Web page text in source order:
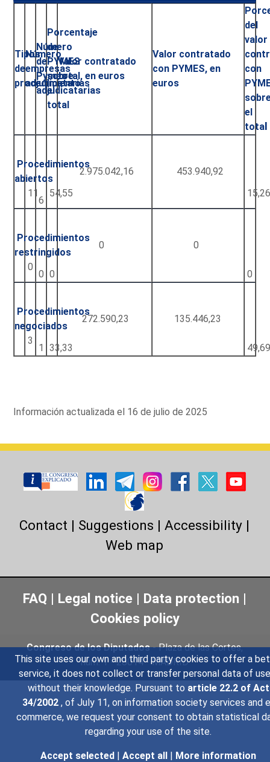
This site uses our own and third party cookies to offer a
service, it does not collect or transfer personal data of
without their knowledge. Pursuant to article 22.2 of Act
34/2002 , of July 11, on information society services and
commerce, we request your consent to obtain statistical
regarding your use of the site.
Accept selected | Accept all | More information
Tipos
de
procedimiento
Número
empresas
adjudicatarias
Número
de
Pymes
adjudicatarias
Porcentaje
de
PYMES
sobre
el
total
Valor contratado
total, en euros
Valor contratado
con PYMES, en
euros
del
valor
con
el
tota
Procedimientos
abiertos
11
6
54,55
2.975.042,16
453.940,92
Procedimientos
restringidos
0
0 0
0 0
0
Procedimientos
negociados
3
1 33,33
272.590,23 135.446,23
Información actualizada el 16 de julio de 2025
Contact | Suggestions |Accessibility |
Web map
FAQ | Legal notice | Data protection |
Cookies policy
Congreso de los Diputados- Plaza de las Cortes,
núm. 1 - 28014 - MADRID